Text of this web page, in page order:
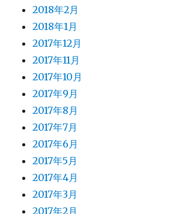
2018年2月
2018年1月
2017年12月
2017年11月
2017年10月
2017年9月
2017年8月
2017年7月
2017年6月
2017年5月
2017年4月
2017年3月
2017年2月